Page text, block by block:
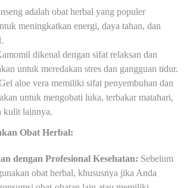
adalah obat herbal yang populer
meningkatkan energi, daya tahan, dan
dikenal dengan sifat relaksan dan
untuk meredakan stres dan gangguan tidur.
aloe vera memiliki sifat penyembuhan dan
untuk mengobati luka, terbakar matahari,
kulit lainnya.
Obat Herbal:
dengan Profesional Kesehatan: Sebelum
obat herbal, khususnya jika Anda